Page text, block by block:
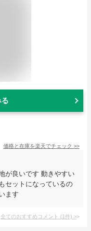
価格と在庫を楽天でチェック >>
が良いです 動きやすい
セットになっているの
ます
全てのおすすめコメント (1件) >